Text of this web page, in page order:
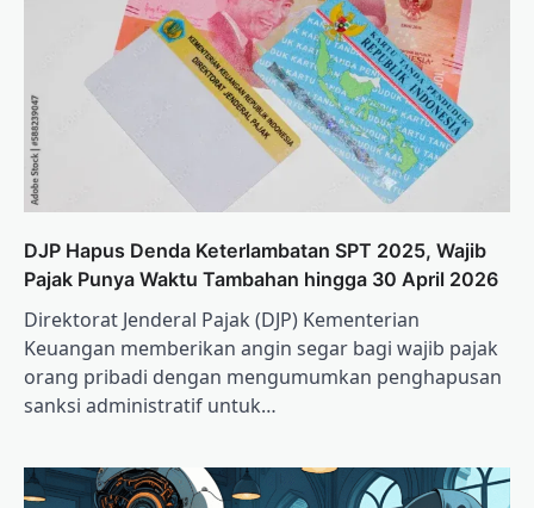
DJP Hapus Denda Keterlambatan SPT 2025, Wajib
Pajak Punya Waktu Tambahan hingga 30 April 2026
Direktorat Jenderal Pajak (DJP) Kementerian
Keuangan memberikan angin segar bagi wajib pajak
orang pribadi dengan mengumumkan penghapusan
sanksi administratif untuk…